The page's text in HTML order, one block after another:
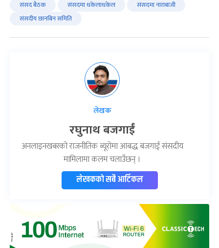
संसद बैठक संसदमा धकेलाधकेल
संसदमा नाराबाजी
संसदीय छानबिन समिति
लेखक
रघुनाथ बजगाईं
अनलाइनखबरको राजनीतिक ब्यूरोमा आबद्ध बजगाईं संसदीय
मामिलामा कलम चलाउँछन् ।
लेखकको सबै आर्टिकल